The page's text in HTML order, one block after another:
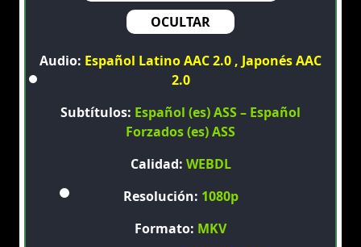
OCULTAR
Audio: Español Latino AAC 2.0 , Japonés AAC
2.0
Subtítulos: Español (es) ASS – Español
Forzados (es) ASS
Calidad: WEBDL
Resolución: 1080p
Formato: MKV